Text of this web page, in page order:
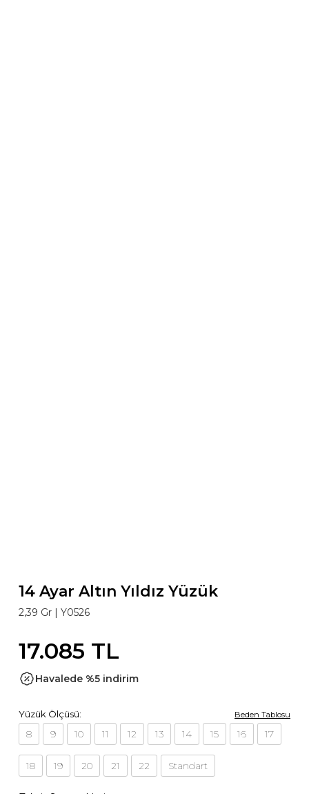
14 Ayar Altın Yıldız Yüzük
2,39 Gr | Y0526
17.085 TL
Havalede %5 indirim
Yüzük Ölçüsü: Beden Tablosu
8 9 10 11 12 13 14 15 16 17
18 19 20 21 22 Standart